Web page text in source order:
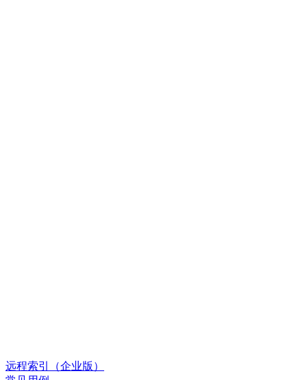
远程索引（企业版）